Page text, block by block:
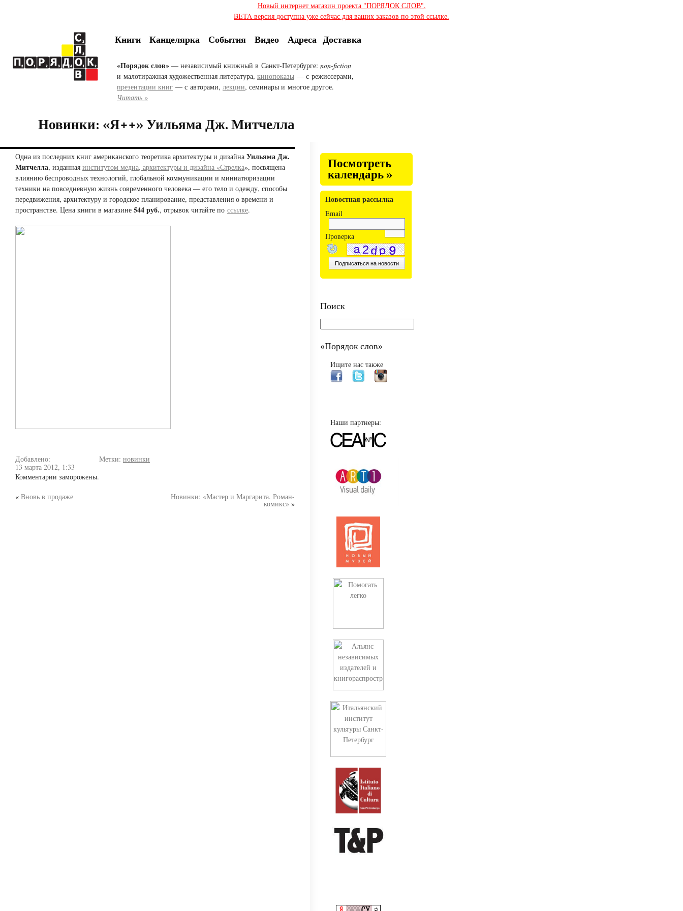
Новый интернет магазин проекта "ПОРЯДОК СЛОВ".
BETA версия доступна уже сейчас для ваших заказов по этой ссылке.
Книги Канцелярка События Видео Адреса Доставка
«Порядок слов» — независимый книжный в Санкт-Петербурге: non-fiction
и малотиражная художественная литература, кинопоказы — с режиссерами,
презентации книг — с авторами, лекции, семинары и многое другое.
Читать »
Новинки: «Я++» Уильяма Дж. Митчелла
Одна из последних книг американского теоретика архитектуры и дизайна Уильяма Дж.
Митчелла, изданная институтом медиа, архитектуры и дизайна «Стрелка», посвящена
влиянию беспроводных технологий, глобальной коммуникации и миниатюризации
техники на повседневную жизнь современного человека — его тело и одежду, способы
передвижения, архитектуру и городское планирование, представления о времени и
пространстве. Цена книги в магазине 544 руб., отрывок читайте по ссылке.
Добавлено:
13 марта 2012, 1:33
Метки: новинки
Комментарии заморожены.
« Вновь в продаже Новинки: «Мастер и Маргарита. Роман-
комикс» »
Посмотреть
календарь »
Новостная рассылка
Email
Проверка
Поиск
«Порядок слов»
Ищите нас также
Наши партнеры: